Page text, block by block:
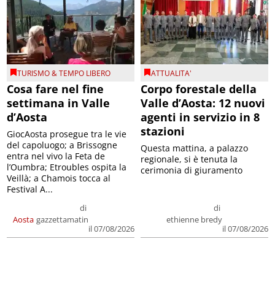
TURISMO & TEMPO LIBERO
Cosa fare nel fine
settimana in Valle
d’Aosta
Aosta
di
gazzettamatin
il 07/08/2026
GiocAosta prosegue tra le vie
del capoluogo; a Brissogne
entra nel vivo la Feta de
l’Oumbra; Etroubles ospita la
Veillà; a Chamois tocca al
Festival A...
ATTUALITA'
Corpo forestale della
Valle d’Aosta: 12 nuovi
agenti in servizio in 8
stazioni
di
ethienne bredy
il 07/08/2026
Questa mattina, a palazzo
regionale, si è tenuta la
cerimonia di giuramento